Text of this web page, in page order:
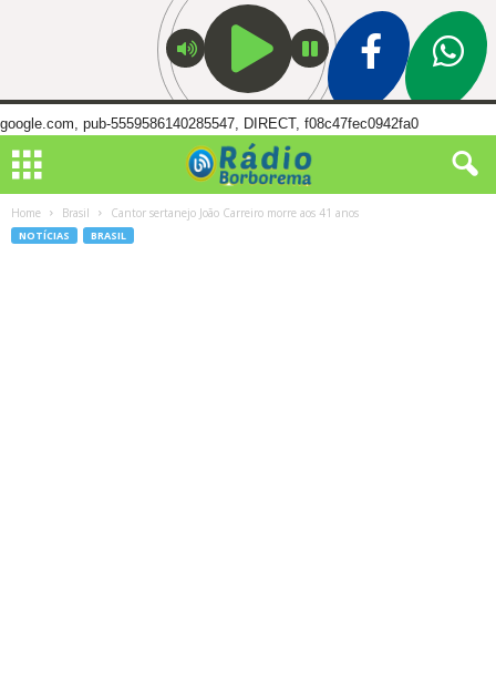
google.com, pub-5559586140285547, DIRECT, f08c47fec0942fa0
Home Brasil Cantor sertanejo João Carreiro morre aos 41 anos
NOTÍCIAS BRASIL